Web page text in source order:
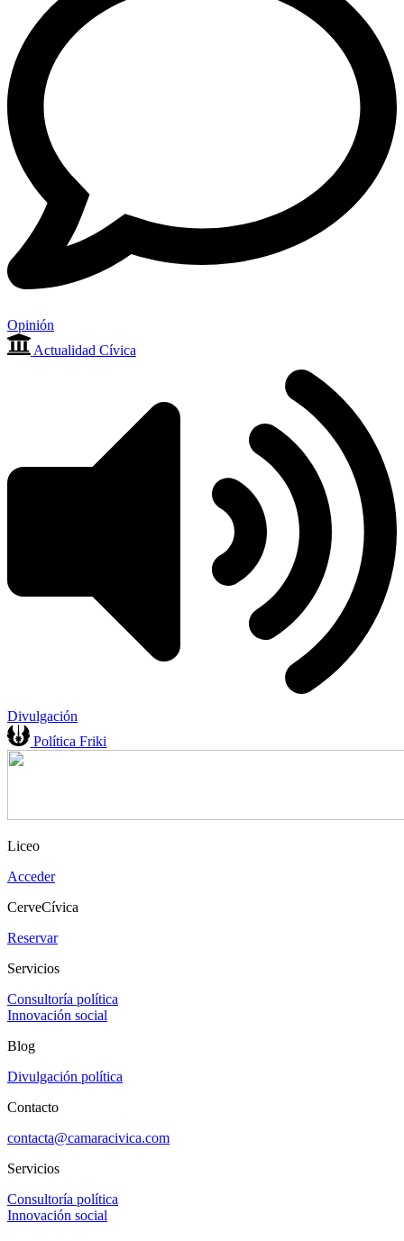
Opinión
Actualidad Cívica
Divulgación
Política Friki
Liceo
Acceder
CerveCívica
Reservar
Servicios
Consultoría política
Innovación social
Blog
Divulgación política
Contacto
contacta@camaracivica.com
Servicios
Consultoría política
Innovación social